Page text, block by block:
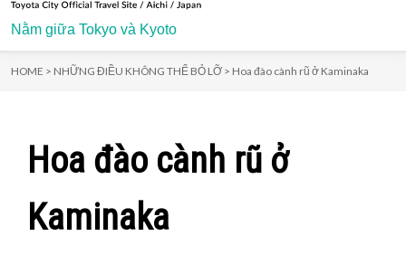
Nằm giữa Tokyo và Kyoto
HOME > NHỮNG ĐIỀU KHÔNG THỂ BỎ LỠ > Hoa đào cành rũ ở Kaminaka
Hoa đào cành rũ ở
Kaminaka